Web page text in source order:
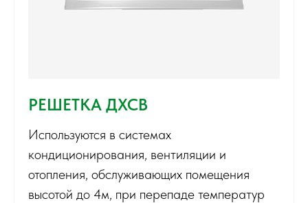
РЕШЕТКА ДХСВ
Используются в системах
кондиционирования, вентиляции и
отопления, обслуживающих помещения
высотой до 4м, при перепаде температур